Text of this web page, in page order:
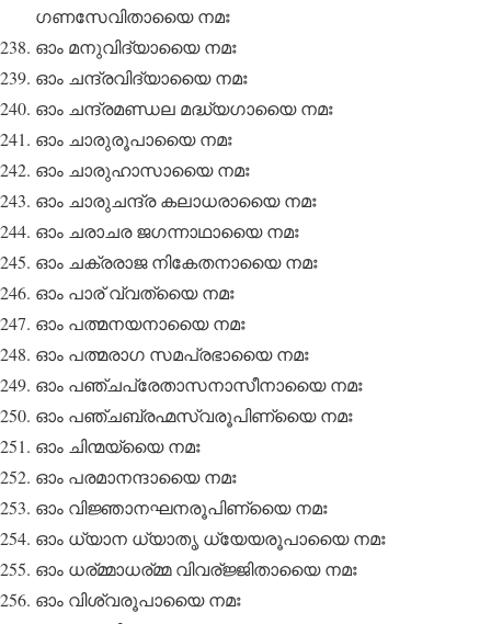
ഗണസേവിതായൈ നമഃ
ഓം മനുവിദ്യായൈ നമഃ
ഓം ചന്ദ്രവിദ്യായൈ നമഃ
ഓം ചന്ദ്രമണ്ഡല മദ്ധ്യഗായൈ നമഃ
ഓം ചാരുരൂപായൈ നമഃ
ഓം ചാരുഹാസായൈ നമഃ
ഓം ചാരുചന്ദ്ര കലാധരായൈ നമഃ
ഓം ചരാചര ജഗന്നാഥായൈ നമഃ
ഓം ചക്രരാജ നികേതനായൈ നമഃ
ഓം പാര് വ്വത്യൈ നമഃ
ഓം പത്മനയനായൈ നമഃ
ഓം പത്മരാഗ സമപ്രഭായൈ നമഃ
ഓം പഞ്ചപ്രേതാസനാസീനായൈ നമഃ
ഓം പഞ്ചബ്രഹ്മസ്വരൂപിണ്യൈ നമഃ
ഓം ചിന്മയ്യൈ നമഃ
ഓം പരമാനന്ദായൈ നമഃ
ഓം വിജ്ഞാനഘനരൂപിണ്യൈ നമഃ
ഓം ധ്യാന ധ്യാതൃ ധ്യേയരൂപായൈ നമഃ
ഓം ധര്മ്മാധര്മ്മ വിവര്ജ്ജിതായൈ നമഃ
ഓം വിശ്വരൂപായൈ നമഃ